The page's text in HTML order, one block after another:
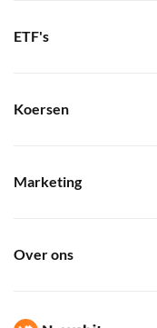
ETF's
Koersen
Marketing
Over ons